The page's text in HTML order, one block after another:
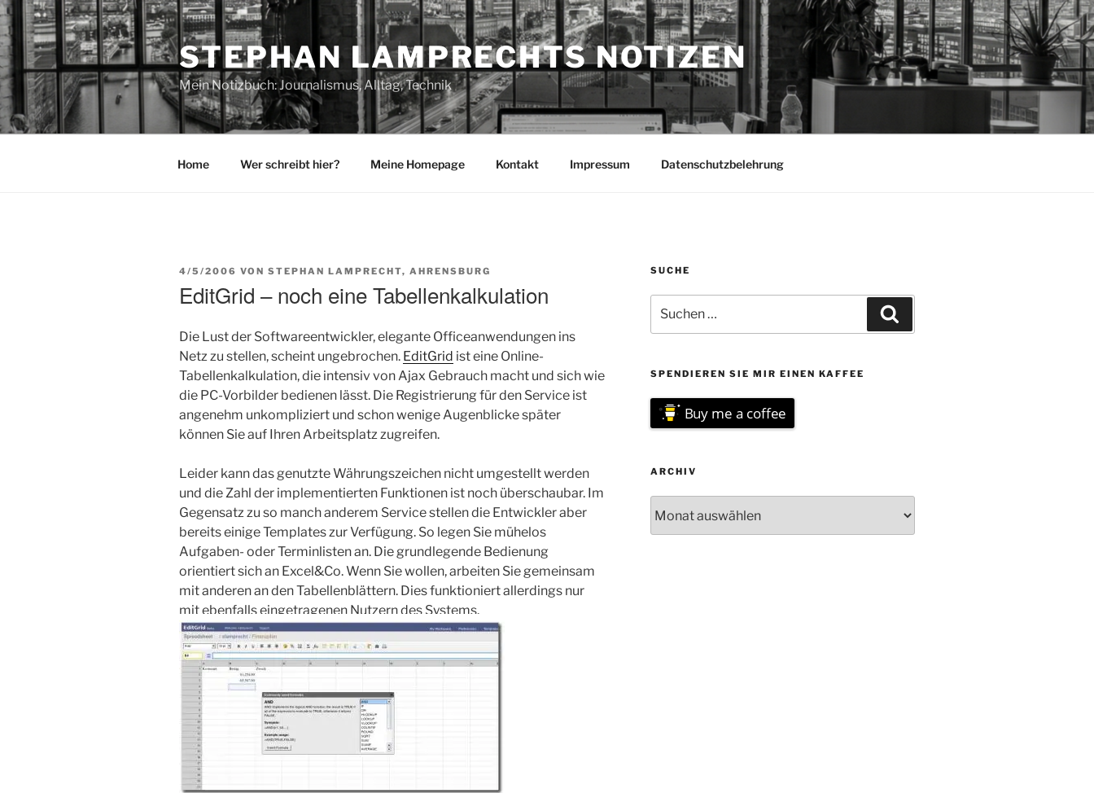
Zum
Inhalt
springen
STEPHAN LAMPRECHTS NOTIZEN
Mein Notizbuch: Journalismus, Alltag, Technik
Home Wer schreibt hier? Meine Homepage Kontakt Impressum Datenschutzbelehrung
VERÖFFENTLICHT
4/5/2006 VON STEPHAN LAMPRECHT, AHRENSBURG
EditGrid – noch eine Tabellenkalkulation
Die Lust der Softwareentwickler, elegante Officeanwendungen ins
Netz zu stellen, scheint ungebrochen. EditGrid ist eine Online-
Tabellenkalkulation, die intensiv von Ajax Gebrauch macht und sich wie
die PC-Vorbilder bedienen lässt. Die Registrierung für den Service ist
angenehm unkompliziert und schon wenige Augenblicke später
können Sie auf Ihren Arbeitsplatz zugreifen.
Leider kann das genutzte Währungszeichen nicht umgestellt werden
und die Zahl der implementierten Funktionen ist noch überschaubar. Im
Gegensatz zu so manch anderem Service stellen die Entwickler aber
bereits einige Templates zur Verfügung. So legen Sie mühelos
Aufgaben- oder Terminlisten an. Die grundlegende Bedienung
orientiert sich an Excel&Co. Wenn Sie wollen, arbeiten Sie gemeinsam
mit anderen an den Tabellenblättern. Dies funktioniert allerdings nur
mit ebenfalls eingetragenen Nutzern des Systems.
SUCHE
nach:
SPENDIEREN SIE MIR EINEN KAFFEE
Buy me a coffee
ARCHIV